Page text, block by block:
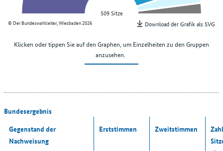
509 Sitze
© Der Bundeswahlleiter, Wiesbaden 2026 Download der Grafik als SVG
Klicken oder tippen Sie auf den Graphen, um Einzelheiten zu den Gruppen
anzusehen.
Bundesergebnis
Gegenstand der
Nachweisung
Erststimmen Zweitstimmen